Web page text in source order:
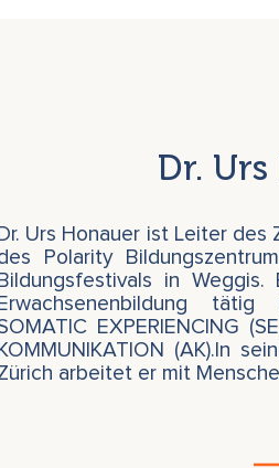
Dr.
Dr. Urs Honauer ist Leiter
Polarity
Bildungsfestivals in
Erwachsenenbildung
EXPERIENCING
KOMMUNIKATION (AK).In
arbeitet er mit